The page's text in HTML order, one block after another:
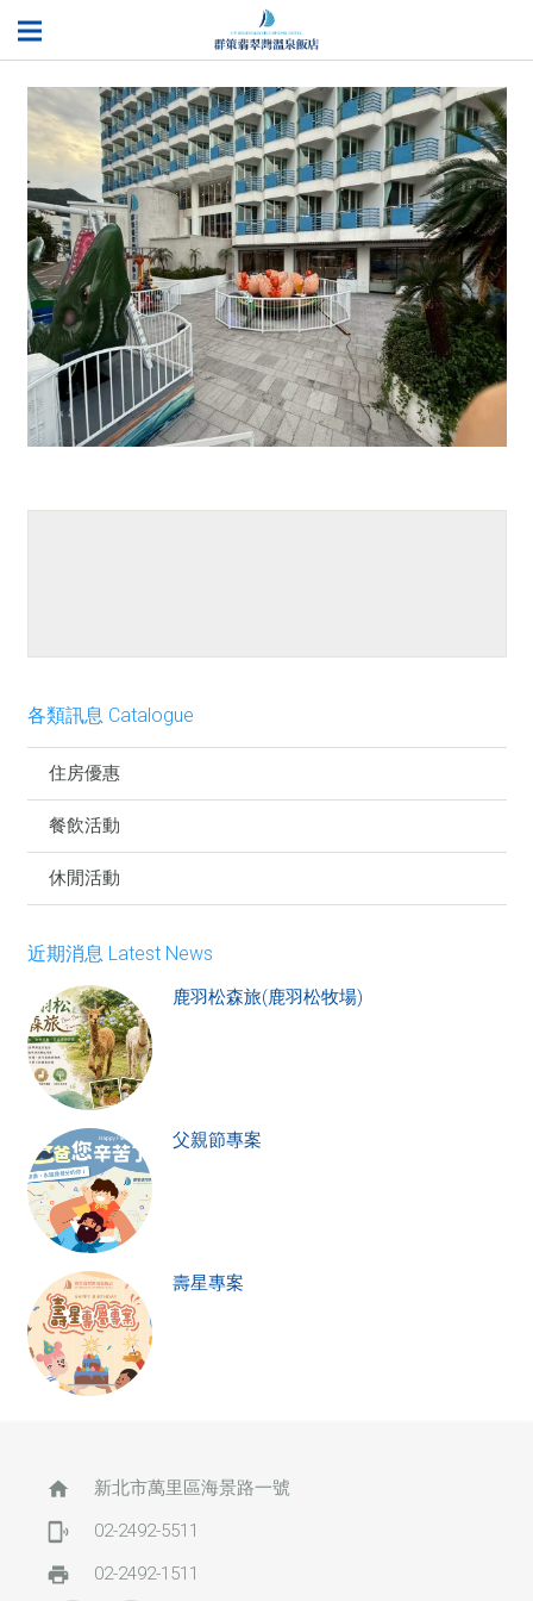
各類訊息 Catalogue
住房優惠
餐飲活動
休閒活動
近期消息 Latest News
鹿羽松森旅(鹿羽松牧場)
父親節專案
壽星專案
home 新北市萬里區海景路一號
phonelink_ring 02-2492-5511
print 02-2492-1511